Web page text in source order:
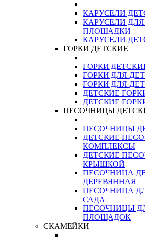
КАРУСЕЛИ
КАРУСЕЛИ
ПЛОЩАДКИ
КАРУСЕЛИ
ГОРКИ ДЕТСКИЕ
ГОРКИ
ГОРКИ ДЛЯ
ГОРКИ ДЛЯ
ДЕТСКИЕ
ДЕТСКИЕ
ПЕСОЧНИЦЫ
ПЕСОЧНИЦЫ
ДЕТСКИЕ
КОМПЛЕКСЫ
ДЕТСКИЕ
КРЫШКОЙ
ПЕСОЧНИЦА
ДЕРЕВЯННАЯ
ПЕСОЧНИЦА
САДА
ПЕСОЧНИЦЫ
ПЛОЩАДОК
СКАМЕЙКИ